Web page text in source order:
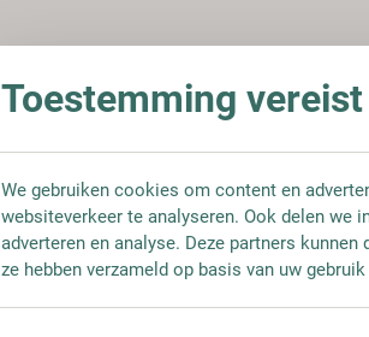
Toestemming vereist
We gebruiken cookies om content en
websiteverkeer te analyseren. Ook delen we
adverteren en analyse. Deze partners
ze hebben verzameld op basis van uw